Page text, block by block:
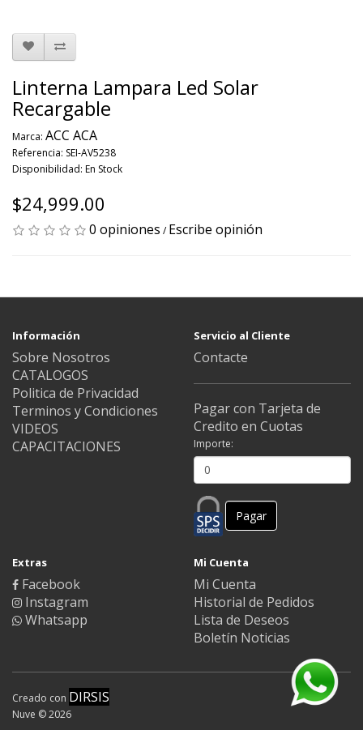
Linterna Lampara Led Solar
Recargable
Marca: ACC ACA
Referencia: SEI-AV5238
Disponibilidad: En Stock
$24,999.00
0 opiniones /Escribe opinión
Información
Sobre Nosotros
CATALOGOS
Politica de Privacidad
Terminos y Condiciones
VIDEOS
CAPACITACIONES
Servicio al Cliente
Contacte
Pagar con Tarjeta de
Credito en Cuotas
Importe:
Pagar
Extras
Facebook
Instagram
Whatsapp
Mi Cuenta
Mi Cuenta
Historial de Pedidos
Lista de Deseos
Boletín Noticias
Creado con DIRSIS
Nuve © 2026